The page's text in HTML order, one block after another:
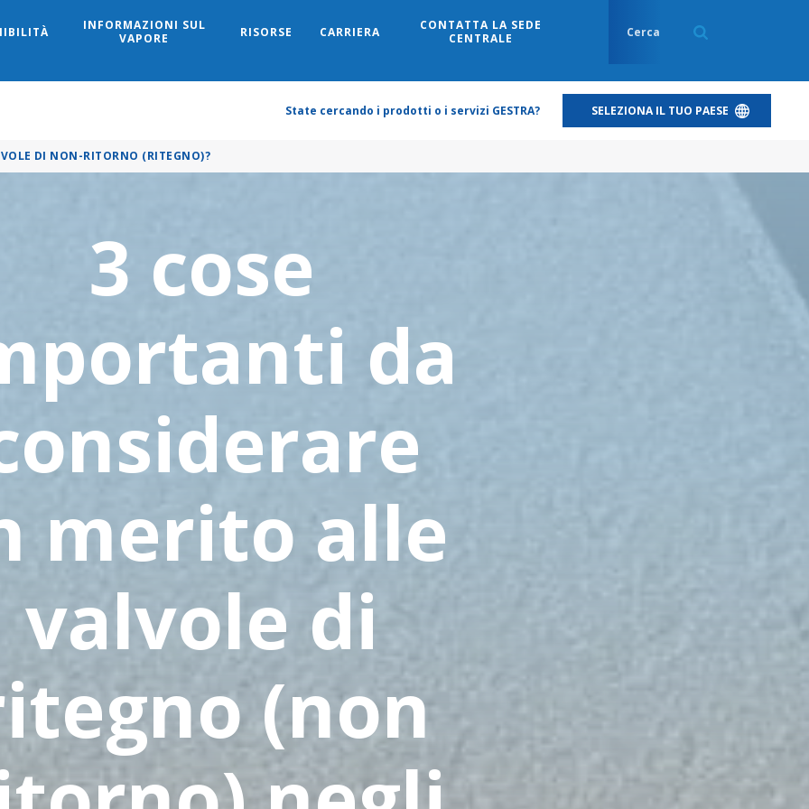
INFORMAZIONI SUL
VAPORE
RISORSE CARRIERA
CONTATTA LA SEDE
CENTRALE
Search
State cercando i prodotti o i servizi GESTRA? SELEZIONA IL TUO PAESE
DI NON-RITORNO (RITEGNO)?
3 cose
da
merito alle
valvole di
(non